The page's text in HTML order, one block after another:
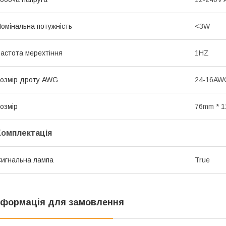
потужність <3W
мерехтіння 1HZ
дроту AWG 24-
76mm *
лампа True
для замовлення